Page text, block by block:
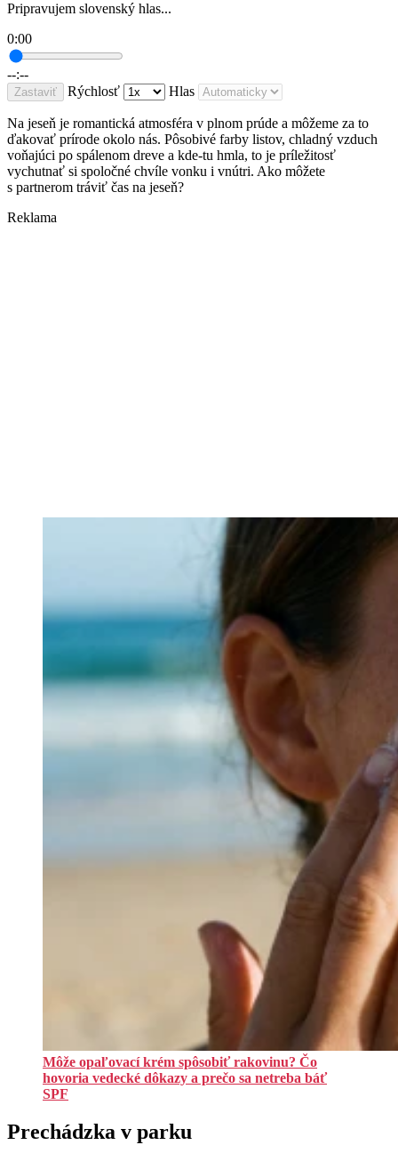
Pripravujem slovenský hlas...
0:00
--:--
Zastaviť Rýchlosť Hlas
Na jeseň je romantická atmosféra v plnom prúde a môžeme za to
ďakovať prírode okolo nás. Pôsobivé farby listov, chladný vzduch
voňajúci po spálenom dreve a kde-tu hmla, to je príležitosť
vychutnať si spoločné chvíle vonku i vnútri. Ako môžete
s partnerom tráviť čas na jeseň?
Reklama
Môže opaľovací krém spôsobiť rakovinu? Čo
hovoria vedecké dôkazy a prečo sa netreba báť
SPF
Prechádzka v parku